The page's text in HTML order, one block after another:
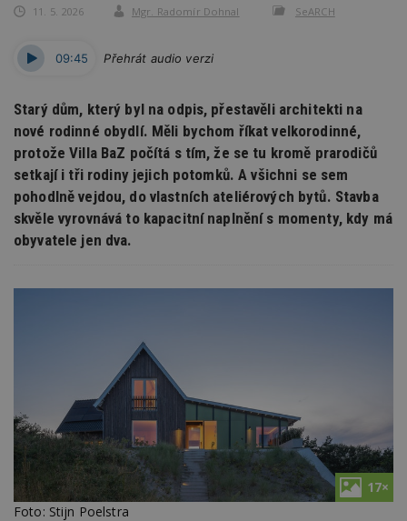
11. 5. 2026 Mgr. Radomír Dohnal SeARCH
09:45 Přehrát audio verzi
Starý dům, který byl na odpis, přestavěli architekti na
nové rodinné obydlí. Měli bychom říkat velkorodinné,
protože Villa BaZ počítá s tím, že se tu kromě prarodičů
setkají i tři rodiny jejich potomků. A všichni se sem
pohodlně vejdou, do vlastních ateliérových bytů. Stavba
skvěle vyrovnává to kapacitní naplnění s momenty, kdy má
obyvatele jen dva.
17×
Foto: Stijn Poelstra